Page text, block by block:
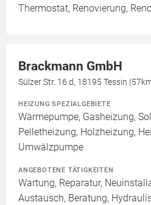
Thermostat, Renovierung,
Brackmann GmbH
Sülzer Str. 16 d, 18195 Tessin
HEIZUNG SPEZIALGEBIETE
Wärmepumpe, Gasheizung,
Pelletheizung, Holzheizung,
Umwälzpumpe
ANGEBOTENE TÄTIGKEITEN
Wartung, Reparatur,
Austausch, Beratung,